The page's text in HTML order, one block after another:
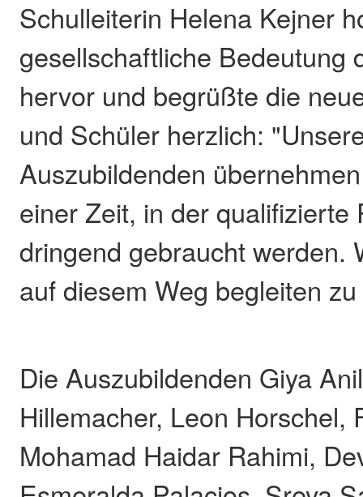
Schulleiterin Helena Kejner
gesellschaftliche Bedeutung
hervor und begrüßte die
und Schüler herzlich:
Auszubildenden
einer Zeit, in der qualifizierte
dringend gebraucht werden.
auf diesem Weg begleiten
Die Auszubildenden Giya
Hillemacher, Leon Horschel,
Mohamad Haidar Rahimi,